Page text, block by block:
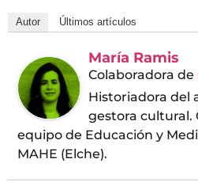
Autor Últimos artículos
María Ramis
Colaboradora de
Historiadora del
gestora cultural.
equipo de Educación y
MAHE (Elche).